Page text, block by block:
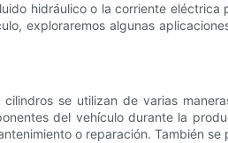
hidráulico o la corriente eléctrica
exploraremos algunas
se utilizan de varias
del vehículo durante la
o reparación. También